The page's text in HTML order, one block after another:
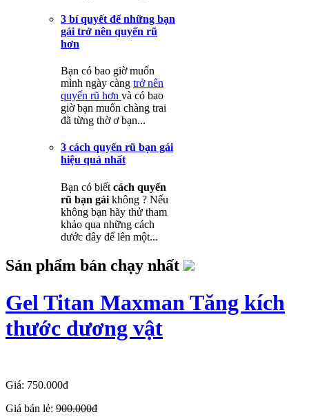
3 bí quyết để những bạn
gái trở nên quyến rũ
hơn
Bạn có bao giờ muốn
mình ngày càng trở nên
quyến rũ hơn và có bao
giờ bạn muốn chàng trai
đã từng thờ ơ bạn...
3 cách quyến rũ bạn gái
hiệu quả nhất
Bạn có biết cách quyến
rũ bạn gái không ? Nếu
không bạn hãy thử tham
khảo qua những cách
dước đây để lên một...
Sản phẩm bán chạy nhất
Gel Titan Maxman Tăng kích
thước dương vật
Giá: 750.000đ
Giá bán lẻ: 900.000đ